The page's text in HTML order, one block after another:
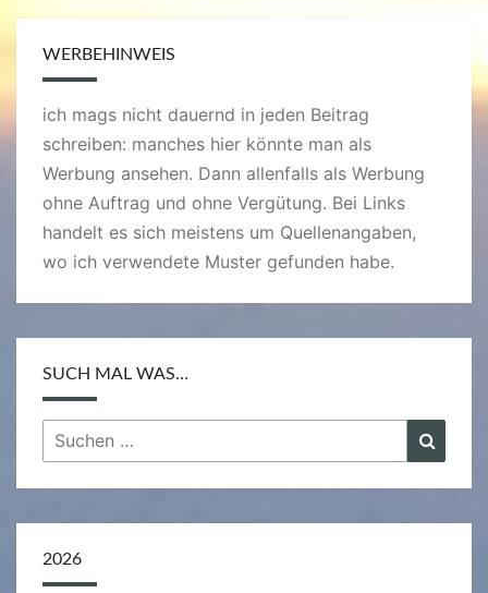
WERBEHINWEIS
ich mags nicht dauernd in jeden Beitrag
schreiben: manches hier könnte man als
Werbung ansehen. Dann allenfalls als Werbung
ohne Auftrag und ohne Vergütung. Bei Links
handelt es sich meistens um Quellenangaben,
wo ich verwendete Muster gefunden habe.
SUCH MAL WAS…
Suchen
nach:
2026